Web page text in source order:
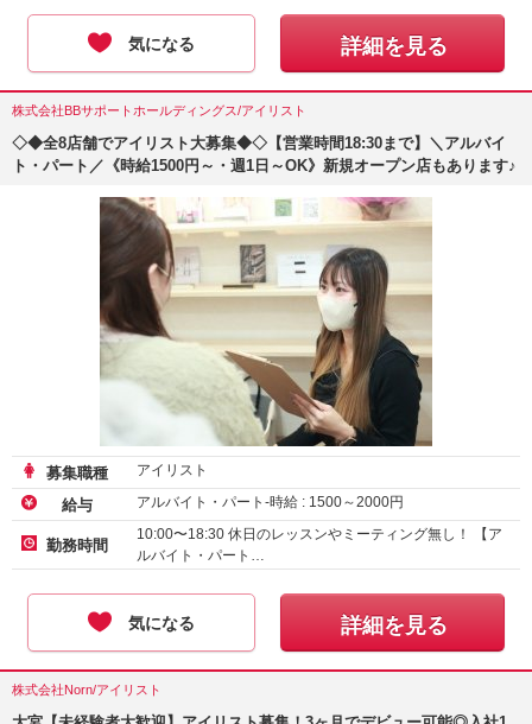
気になる 詳細を見る
株式会社BBサポートホールディングス/アイリスト
◇◆全8店舗でアイリスト大募集◆◇【営業時間18:30まで】＼アルバイ
ト・パート／《時給1500円～・週1日～OK》新規オープン店もあります♪
募集職種 アイリスト
給与 アルバイト・パート-時給 : 1500～2000円
勤務時間
10:00〜18:30 休日のレッスンやミーティング無し！ 【ア
ルバイト・パート…
気になる 詳細を見る
株式会社Norn/アイリスト